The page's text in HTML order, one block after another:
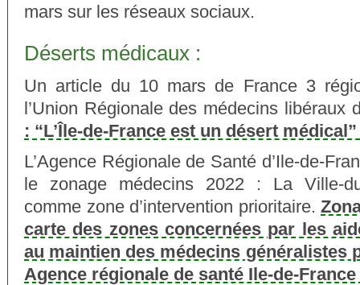
mars sur les réseaux sociaux.
Déserts médicaux :
Un article du 10 mars de France 3
l’Union Régionale des médecins libéraux
: “L’Île-de-France est un désert
L’Agence Régionale de Santé d’Ile-de-
le zonage médecins 2022 : La Ville-
comme zone d’intervention prioritaire.
carte des zones concernées par les
au maintien des médecins généralistes
Agence régionale de santé Ile-de-